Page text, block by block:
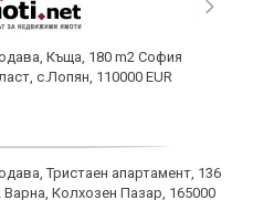
Къща, 180 m2 София
с.Лопян, 110000 EUR
Тристаен апартамент, 136
Варна, Колхозен Пазар, 165000